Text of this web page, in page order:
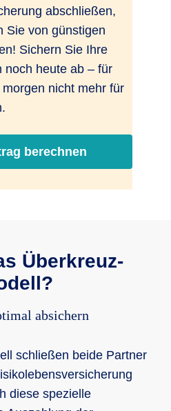
abschließen,
Sie von günstigen
Sichern Sie Ihre
noch heute ab – für
nicht mehr für
berechnen
Überkreuz-
absichern
schließen beide Partner
diese spezielle